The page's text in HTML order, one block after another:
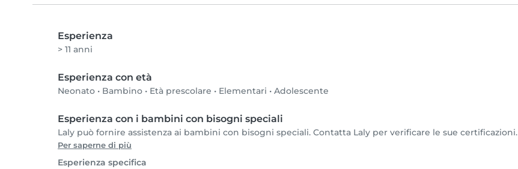
Esperienza
> 11 anni
Esperienza con età
Neonato • Bambino • Età prescolare • Elementari • Adolescente
Esperienza con i bambini con bisogni speciali
Laly può fornire assistenza ai bambini con bisogni speciali. Contatta Laly per verificare le sue certificazioni.
Per saperne di più
Esperienza specifica